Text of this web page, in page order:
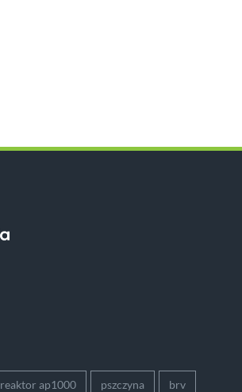
reaktor ap1000 pszczyna brv